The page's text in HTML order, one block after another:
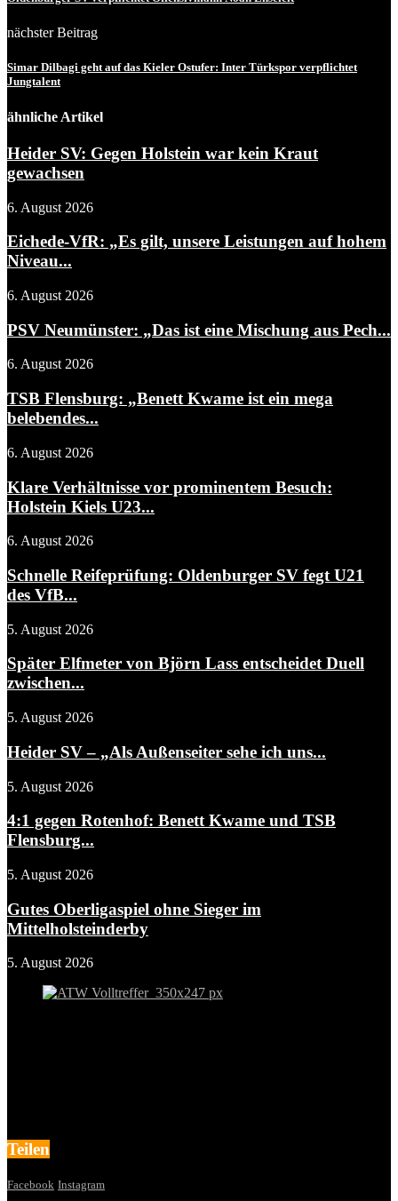
nächster Beitrag
Simar Dilbagi geht auf das Kieler Ostufer: Inter Türkspor verpflichtet
Jungtalent
ähnliche Artikel
Heider SV: Gegen Holstein war kein Kraut
gewachsen
6. August 2026
Eichede-VfR: „Es gilt, unsere Leistungen auf hohem
Niveau...
6. August 2026
PSV Neumünster: „Das ist eine Mischung aus Pech...
6. August 2026
TSB Flensburg: „Benett Kwame ist ein mega
belebendes...
6. August 2026
Klare Verhältnisse vor prominentem Besuch:
Holstein Kiels U23...
6. August 2026
Schnelle Reifeprüfung: Oldenburger SV fegt U21
des VfB...
5. August 2026
Später Elfmeter von Björn Lass entscheidet Duell
zwischen...
5. August 2026
Heider SV – „Als Außenseiter sehe ich uns...
5. August 2026
4:1 gegen Rotenhof: Benett Kwame und TSB
Flensburg...
5. August 2026
Gutes Oberligaspiel ohne Sieger im
Mittelholsteinderby
5. August 2026
Teilen
Facebook Instagram